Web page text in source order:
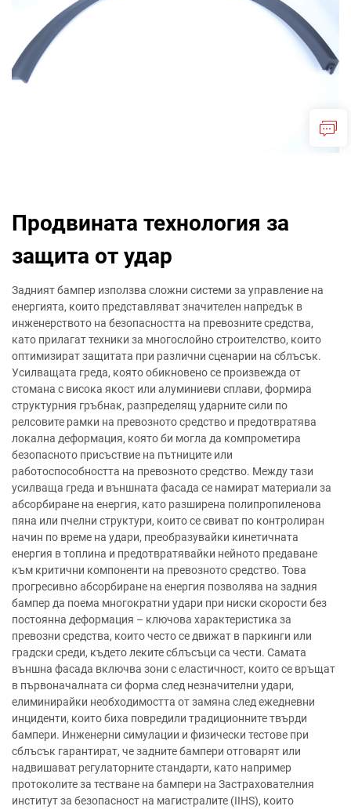
Продвината технология за
защита от удар
Задният бампер използва сложни системи за управление на
енергията, които представляват значителен напредък в
инженерството на безопасността на превозните средства,
като прилагат техники за многослойно строителство, които
оптимизират защитата при различни сценарии на сблъсък.
Усилващата греда, която обикновено се произвежда от
стомана с висока якост или алуминиеви сплави, формира
структурния гръбнак, разпределящ ударните сили по
релсовите рамки на превозното средство и предотвратява
локална деформация, която би могла да компрометира
безопасното присъствие на пътниците или
работоспособността на превозното средство. Между тази
усилваща греда и външната фасада се намират материали за
абсорбиране на енергия, като разширена полипропиленова
пяна или пчелни структури, които се свиват по контролиран
начин по време на удари, преобразувайки кинетичната
енергия в топлина и предотвратявайки нейното предаване
към критични компоненти на превозното средство. Това
прогресивно абсорбиране на енергия позволява на задния
бампер да поема многократни удари при ниски скорости без
постоянна деформация – ключова характеристика за
превозни средства, които често се движат в паркинги или
градски среди, където леките сблъсъци са чести. Самата
външна фасада включва зони с еластичност, които се връщат
в първоначалната си форма след незначителни удари,
елиминирайки необходимостта от замяна след ежедневни
инциденти, които биха повредили традиционните твърди
бампери. Инженерни симулации и физически тестове при
сблъсък гарантират, че задните бампери отговарят или
надвишават регулаторните стандарти, като например
протоколите за тестване на бампери на Застрахователния
институт за безопасност на магистралите (IIHS), които